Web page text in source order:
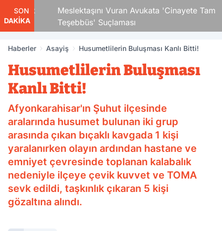
SON
DAKİKA
Meslektaşını Vuran Avukata 'Cinayete Tam
Teşebbüs' Suçlaması
Haberler Asayiş Husumetlilerin Buluşması Kanlı Bitti!
Husumetlilerin Buluşması
Kanlı Bitti!
Afyonkarahisar'ın Şuhut ilçesinde
aralarında husumet bulunan iki grup
arasında çıkan bıçaklı kavgada 1 kişi
yaralanırken olayın ardından hastane ve
emniyet çevresinde toplanan kalabalık
nedeniyle ilçeye çevik kuvvet ve TOMA
sevk edildi, taşkınlık çıkaran 5 kişi
gözaltına alındı.